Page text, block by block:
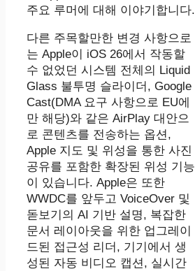
주요 루머에 대해 이야기합니다.
다른 주목할만한 변경 사항으로
는 Apple이 iOS 26에서 작동할
수 없었던 시스템 전체의 Liquid
Glass 불투명 슬라이더, Google
Cast(DMA 요구 사항으로 EU에
만 해당)와 같은 AirPlay 대안으
로 콘텐츠를 전송하는 옵션,
Apple 지도 및 위성을 통한 사진
공유를 포함한 확장된 위성 기능
이 있습니다. Apple은 또한
WWDC를 앞두고 VoiceOver 및
돋보기의 AI 기반 설명, 복잡한
문서 레이아웃을 위한 업그레이
드된 접근성 리더, 기기에서 생
성된 자동 비디오 캡션, 실시간